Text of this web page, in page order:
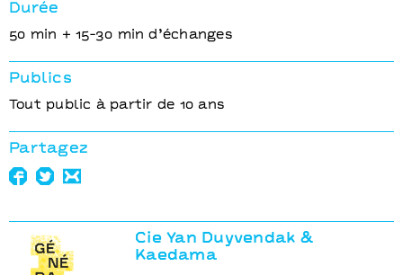
Cie Yan Duyvendak &
Kaedama
Durée
50 min + 15-30 min d’échanges
Publics
Tout public à partir de 10 ans
Partagez